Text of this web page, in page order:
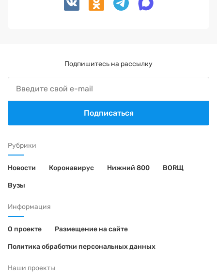
Рубрики
Новости Коронавирус Нижний 800 BORЩ
Вузы
Информация
О проекте Размещение на сайте
Политика обработки персональных данных
Наши проекты
Подпишитесь на рассылку
Подписаться